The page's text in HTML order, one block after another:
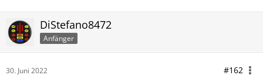
DiStefano8472
Anfänger
30. Juni 2022 #162